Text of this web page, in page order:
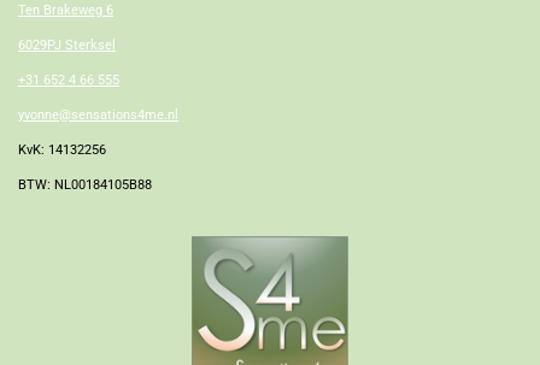
Ten Brakeweg 6
6029PJ Sterksel
+31 652 4 66 555
yvonne@sensations4me.nl
KvK: 14132256
BTW: NL00184105B88